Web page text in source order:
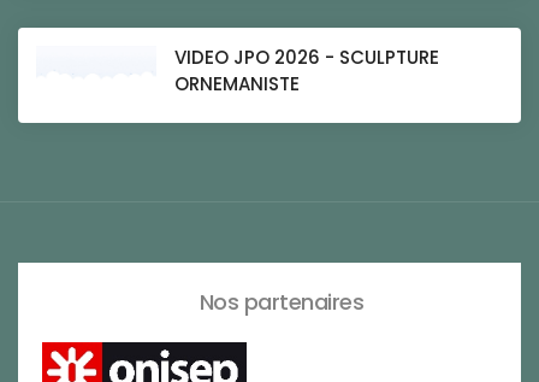
VIDEO JPO 2026 - SCULPTURE
ORNEMANISTE
Nos partenaires